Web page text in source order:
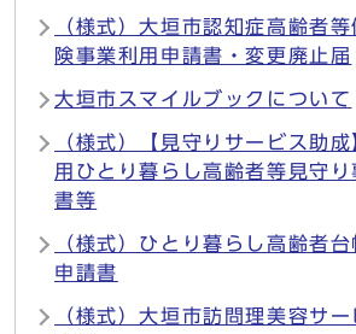
（様式）大垣市認知症高齢者
険事業利用申請書・変更廃止届
大垣市スマイルブックについて
（様式）【見守りサービス助
用ひとり暮らし高齢者等見守
書等
（様式）ひとり暮らし高齢者台
申請書
（様式）大垣市訪問理美容サ